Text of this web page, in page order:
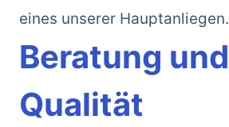
eines unserer Hauptanliegen.
Beratung und
Qualität